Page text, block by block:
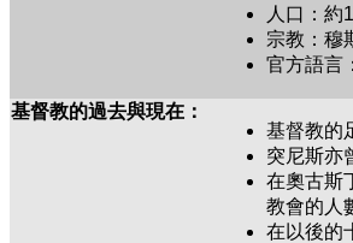
人口：約
宗教：穆
官方語言
基督教的過去與現在：
基督教的
突尼斯亦
在奧古斯
教會的人
在以後的